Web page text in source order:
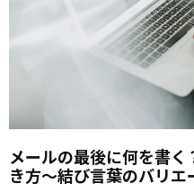
メールの最後に何を書
き方～結び言葉のバリエ